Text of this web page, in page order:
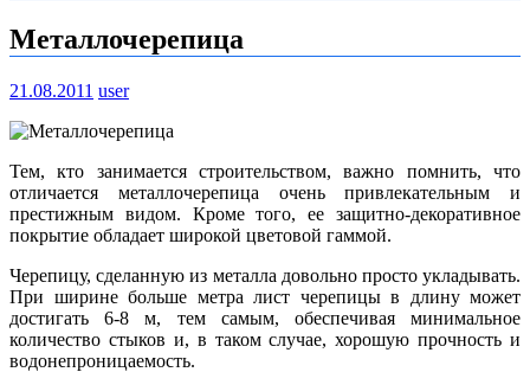
Металлочерепица
21.08.2011 user
Тем, кто занимается строительством, важно помнить, что
отличается металлочерепица очень привлекательным и
престижным видом. Кроме того, ее защитно-декоративное
покрытие обладает широкой цветовой гаммой.
Черепицу, сделанную из металла довольно просто укладывать.
При ширине больше метра лист черепицы в длину может
достигать 6-8 м, тем самым, обеспечивая минимальное
количество стыков и, в таком случае, хорошую прочность и
водонепроницаемость.